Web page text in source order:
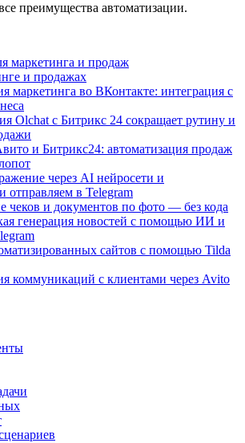
преимущества автоматизации.
маркетинга и продаж
и продажах
маркетинга во ВКонтакте: интеграция с
Olchat с Битрикс 24 сокращает рутину и
и Битрикс24: автоматизация продаж
через AI нейросети и
отправляем в Telegram
чеков и документов по фото — без кода
генерация новостей с помощью ИИ и
сайтов с помощью Tilda
коммуникаций с клиентами через Avito